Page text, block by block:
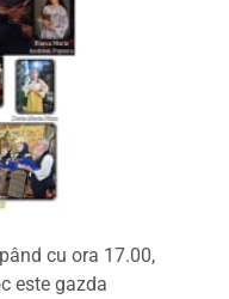
cu ora 17.00,
este gazda